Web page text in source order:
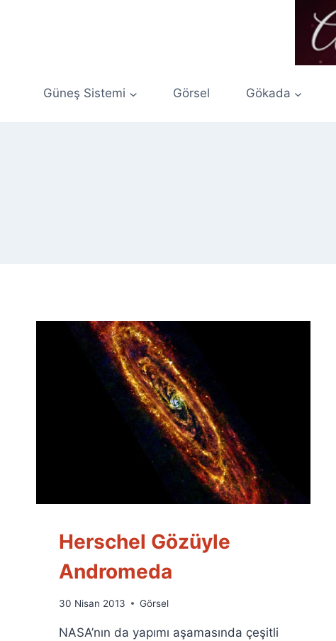
Güneş Sistemi Görsel Gökada
Herschel Gözüyle
Andromeda
By
Fuat
30 Nisan 2013 Görsel
NASA’nın da yapımı aşamasında çeşitli